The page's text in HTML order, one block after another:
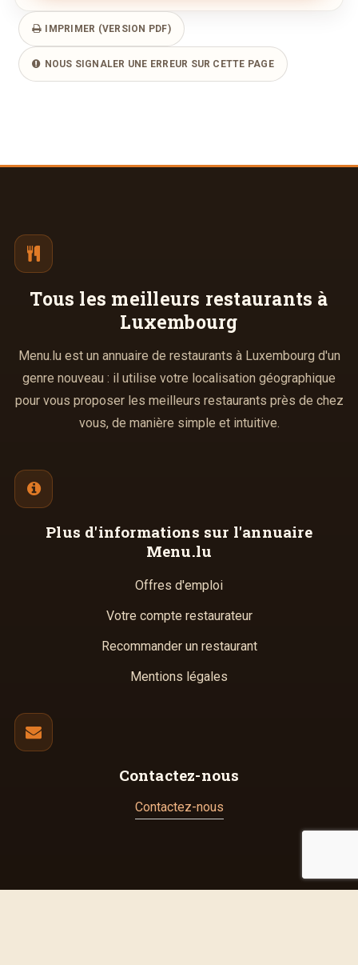
IMPRIMER (VERSION PDF)
NOUS SIGNALER UNE ERREUR SUR CETTE PAGE
Tous les meilleurs restaurants à
Luxembourg
Menu.lu est un annuaire de restaurants à Luxembourg d'un
genre nouveau : il utilise votre localisation géographique
pour vous proposer les meilleurs restaurants près de chez
vous, de manière simple et intuitive.
Plus d'informations sur l'annuaire
Menu.lu
Offres d'emploi
Votre compte restaurateur
Recommander un restaurant
Mentions légales
Contactez-nous
Contactez-nous